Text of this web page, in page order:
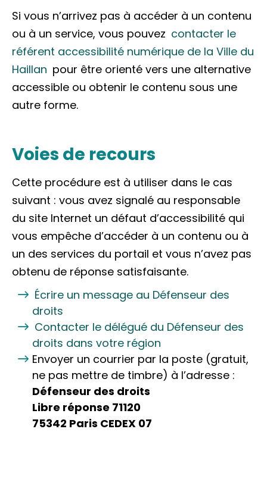
Si vous n’arrivez pas à accéder à un contenu
ou à un service, vous pouvez contacter le
référent accessibilité numérique de la Ville du
Haillan pour être orienté vers une alternative
accessible ou obtenir le contenu sous une
autre forme.
Voies de recours
Cette procédure est à utiliser dans le cas
suivant : vous avez signalé au responsable
du site Internet un défaut d’accessibilité qui
vous empêche d’accéder à un contenu ou à
un des services du portail et vous n’avez pas
obtenu de réponse satisfaisante.
Écrire un message au Défenseur des
droits
Contacter le délégué du Défenseur des
droits dans votre région
Envoyer un courrier par la poste (gratuit,
ne pas mettre de timbre) à l’adresse :
Défenseur des droits
Libre réponse 71120
75342 Paris CEDEX 07